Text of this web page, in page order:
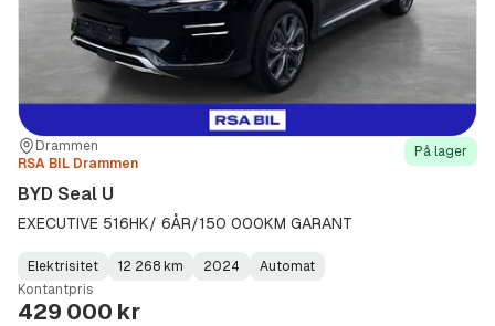
Sted:Drammen
Forhandler:
RSA BIL Drammen
På lager
BYD Seal U
EXECUTIVE 516HK/ 6ÅR/150 000KM GARANT
Fuel
Type:
Elektrisitet
Kilometerstand:
12 268 km
Model
Year:
2024
Gearbox
Type:
Automat
Kontantpris
429 000 kr